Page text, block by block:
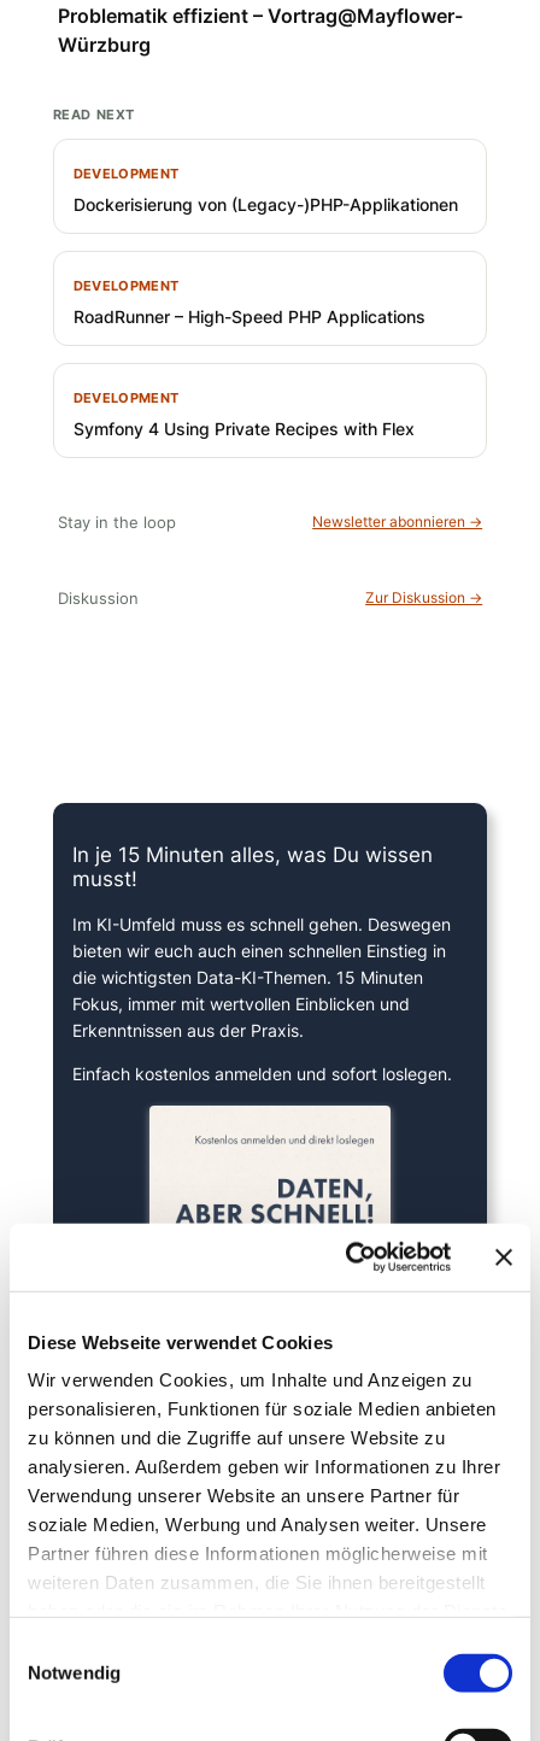
Diese Webseite verwendet Cookies
Wir verwenden Cookies, um Inhalte und Anzeigen zu
personalisieren, Funktionen für soziale Medien anbieten
zu können und die Zugriffe auf unsere Website zu
analysieren. Außerdem geben wir Informationen zu Ihrer
Verwendung unserer Website an unsere Partner für
soziale Medien, Werbung und Analysen weiter. Unsere
Partner führen diese Informationen möglicherweise mit
weiteren Daten zusammen, die Sie ihnen bereitgestellt
Notwendig
Problematik effizient – Vortrag@Mayflower-
Würzburg
READ NEXT
DEVELOPMENT
Dockerisierung von (Legacy-)PHP-Applikationen
DEVELOPMENT
RoadRunner – High-Speed PHP Applications
DEVELOPMENT
Symfony 4 Using Private Recipes with Flex
Stay in the loop Newsletter abonnieren →
Diskussion Zur Diskussion →
In je 15 Minuten alles, was Du wissen
musst!
Im KI-Umfeld muss es schnell gehen. Deswegen
bieten wir euch auch einen schnellen Einstieg in
die wichtigsten Data-KI-Themen. 15 Minuten
Fokus, immer mit wertvollen Einblicken und
Erkenntnissen aus der Praxis.
Einfach kostenlos anmelden und sofort loslegen.